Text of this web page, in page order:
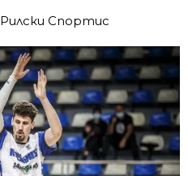
Рилски Спортис